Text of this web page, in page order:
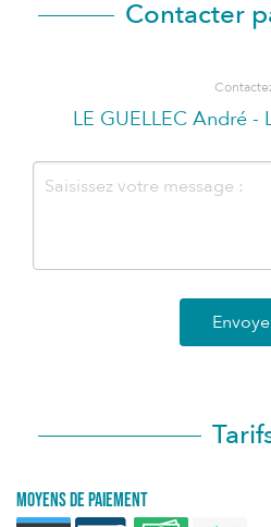
Contacter
LE GUELLEC André
Moyens de paiement